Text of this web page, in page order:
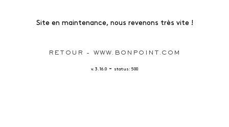
Site en maintenance, nous revenons très vite !
RETOUR - WWW.BONPOINT.COM
v. 3.16.0 - status: 500